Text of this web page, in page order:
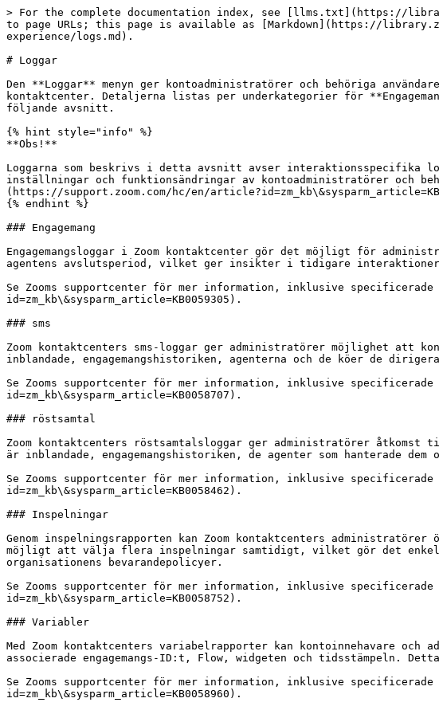
> For the complete documentation index, see [llms.txt](https://
to page URLs; this page is available as [Markdown](https://
experience/logs.md).
# Loggar
Den **Loggar** menyn ger kontoadministratörer och behöriga
kontaktcenter. Detaljerna listas per underkategorier för
följande avsnitt.
{% hint style="info" %}
**Obs!**
Loggarna som beskrivs i detta avsnitt avser interaktionsspecifika
inställningar och funktionsändringar av kontoadministratörer och
(https://support.zoom.com/hc/en/
{% endhint %}
### Engagemang
Engagemangsloggar i Zoom kontaktcenter gör det möjligt för
agentens avslutsperiod, vilket ger insikter i tidigare interaktioner
Se Zooms supportcenter för mer information, inklusive
id=zm_kb\&sysparm_article=KB0059305).
### sms
Zoom kontaktcenters sms-loggar ger administratörer möjlighet att
inblandade, engagemangshistoriken, agenterna och de köer de
Se Zooms supportcenter för mer information, inklusive
id=zm_kb\&sysparm_article=KB0058707).
### röstsamtal
Zoom kontaktcenters röstsamtalsloggar ger administratörer åtkomst
är inblandade, engagemangshistoriken, de agenter som hanterade dem
Se Zooms supportcenter för mer information, inklusive
id=zm_kb\&sysparm_article=KB0058462).
### Inspelningar
Genom inspelningsrapporten kan Zoom kontaktcenters
möjligt att välja flera inspelningar samtidigt, vilket gör det
organisationens bevarandepolicyer.
Se Zooms supportcenter för mer information, inklusive
id=zm_kb\&sysparm_article=KB0058752).
### Variabler
Med Zoom kontaktcenters variabelrapporter kan kontoinnehavare
associerade engagemangs-ID:t, Flow, widgeten och tidsstämpeln.
Se Zooms supportcenter för mer information, inklusive
id=zm_kb\&sysparm_article=KB0058960).